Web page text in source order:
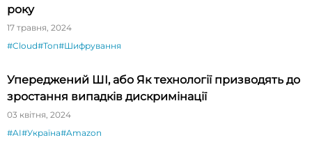
року
17 травня, 2024
#Cloud#Топ#Шифрування
Упереджений ШІ, або Як технології призводять до
зростання випадків дискримінації
03 квітня, 2024
#AI#Україна#Amazon